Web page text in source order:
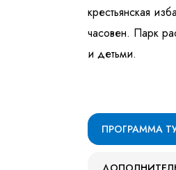
крестьянская
часовен. Парк
и детьми.
ПРОГРАММА